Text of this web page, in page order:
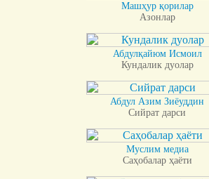
Машҳур қорилар
Азонлар
Абдулқайюм Исмоил
Кундалик дуолар
Абдул Азим Зиёуддин
Сийрат дарси
Муслим медиа
Саҳобалар ҳаёти